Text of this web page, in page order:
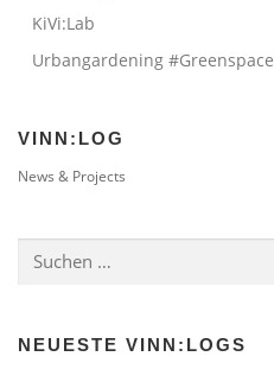
KiVi:Lab
Urbangardening #Greenspace
VINN:LOG
News & Projects
nach:
NEUESTE VINN:LOGS